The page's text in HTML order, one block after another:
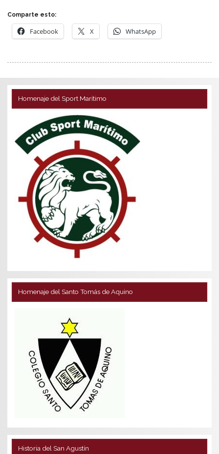
Comparte esto:
Facebook X WhatsApp
Homenaje del Sport Marítimo
Homenaje del Santo Tomás de Aquino
Historia del San Agustín